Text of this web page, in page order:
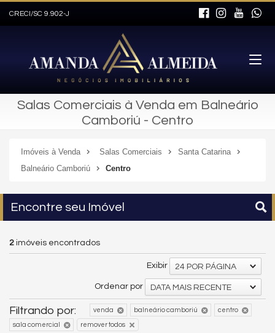
CRECI/SC 9.902-J
Salas Comerciais à Venda em Balneário
Camboriú - Centro
Imóveis à Venda Salas Comerciais
Santa Catarina
Balneário Camboriú
Centro
Encontre seu Imóvel
2 imóveis encontrados
Exibir 24 POR PÁGINA
Ordenar por DATA MAIS RECENTE
Filtrando por: venda balneário camboriú centro
sala comercial remover todos